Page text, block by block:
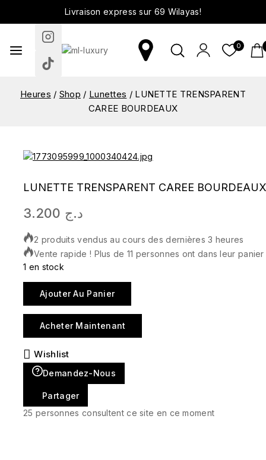
Livraison express sur 69 Wilayas!
0
Heures / Shop / Lunettes / LUNETTE TRENSPARENT
CAREE BOURDEAUX
LUNETTE TRENSPARENT CAREE BOURDEAUX
د.ج
2 produits vendus au cours des dernières 3 heures
Vente rapide ! Plus de 11 personnes ont dans leur panier
1 en stock
Ajouter Au Panier
Acheter Maintenant
Wishlist
Demandez-Nous
Partager
25 personnes consultent ce site en ce moment